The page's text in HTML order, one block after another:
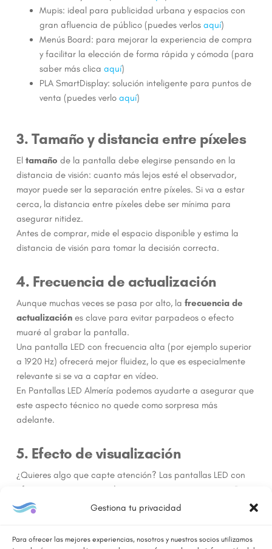
Gestiona tu privacidad
Para ofrecer las mejores experiencias, nosotros y nuestros socios utilizamos
Mupis: ideal para publicidad urbana y espacios con
gran afluencia de público (puedes verlos aquí)
Menús Board: para mejorar la experiencia de compra
y facilitar la elección de forma rápida y cómoda (para
saber más clica aquí)
PLA SmartDisplay: solución inteligente para puntos de
venta (puedes verlo aquí)
3. Tamaño y distancia entre píxeles
El tamaño de la pantalla debe elegirse pensando en la
distancia de visión: cuanto más lejos esté el observador,
mayor puede ser la separación entre píxeles. Si va a estar
cerca, la distancia entre píxeles debe ser mínima para
asegurar nitidez.
Antes de comprar, mide el espacio disponible y estima la
distancia de visión para tomar la decisión correcta.
4. Frecuencia de actualización
Aunque muchas veces se pasa por alto, la frecuencia de
actualización es clave para evitar parpadeos o efecto
muaré al grabar la pantalla.
Una pantalla LED con frecuencia alta (por ejemplo superior
a 1920 Hz) ofrecerá mejor fluidez, lo que es especialmente
relevante si se va a captar en vídeo.
En Pantallas LED Almería podemos ayudarte a asegurar que
este aspecto técnico no quede como sorpresa más
adelante.
5. Efecto de visualización
¿Quieres algo que capte atención? Las pantallas LED con
efectos interactivos pueden generar un impacto extra. Pero
eso conlleva mayor inversión y planteamiento.